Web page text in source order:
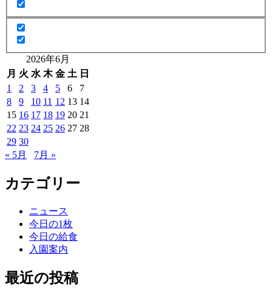
2026年6月
月 火 水 木 金 土 日
1
2 3 4 5 6
7
8
9 10 11 12 13 14
15 16 17 18 19 20 21
22 23 24 25 26 27 28
29 30
« 5月
7月 »
カテゴリー
ニュース
今日の1枚
今日の給食
入園案内
最近の投稿